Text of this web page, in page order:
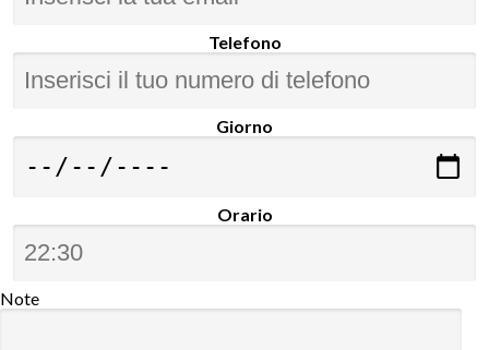
Telefono
Giorno
Orario
Note